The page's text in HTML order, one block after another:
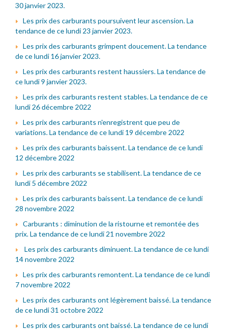
30 janvier 2023.
Les prix des carburants poursuivent leur ascension. La
tendance de ce lundi 23 janvier 2023.
Les prix des carburants grimpent doucement. La tendance
de ce lundi 16 janvier 2023.
Les prix des carburants restent haussiers. La tendance de
ce lundi 9 janvier 2023.
Les prix des carburants restent stables. La tendance de ce
lundi 26 décembre 2022
Les prix des carburants n'enregistrent que peu de
variations. La tendance de ce lundi 19 décembre 2022
Les prix des carburants baissent. La tendance de ce lundi
12 décembre 2022
Les prix des carburants se stabilisent. La tendance de ce
lundi 5 décembre 2022
Les prix des carburants baissent. La tendance de ce lundi
28 novembre 2022
Carburants : diminution de la ristourne et remontée des
prix. La tendance de ce lundi 21 novembre 2022
Les prix des carburants diminuent. La tendance de ce lundi
14 novembre 2022
Les prix des carburants remontent. La tendance de ce lundi
7 novembre 2022
Les prix des carburants ont légèrement baissé. La tendance
de ce lundi 31 octobre 2022
Les prix des carburants ont baissé. La tendance de ce lundi